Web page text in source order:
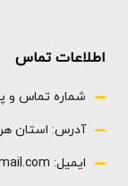
اطلاعات تماس
شماره تماس و
آدرس: استان
ایمیل: amin.fathi68577@gmail.com